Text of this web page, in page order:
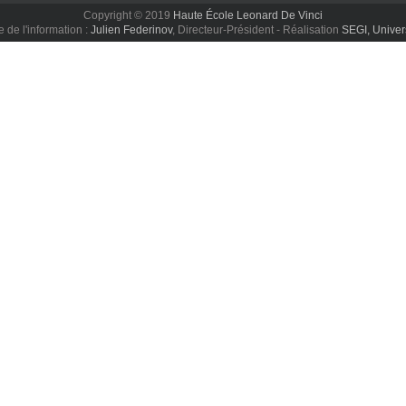
Copyright © 2019 Haute École Leonard De Vinci
de l'information : Julien Federinov, Directeur-Président - Réalisation SEGI,